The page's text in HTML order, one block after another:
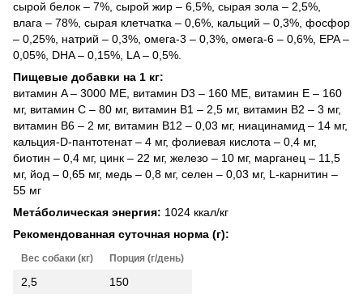
сырой белок – 7%, сырой жир – 6,5%, сырая зола – 2,5%,
влага – 78%, сырая клетчатка – 0,6%, кальций – 0,3%, фосфор
– 0,25%, натрий – 0,3%, омега-3 – 0,3%, омега-6 – 0,6%, EPA –
0,05%, DHA – 0,15%, LA – 0,5%.
Пищевые добавки на 1 кг:
витамин A – 3000 МЕ, витамин D3 – 160 МЕ, витамин E – 160
мг, витамин C – 80 мг, витамин B1 – 2,5 мг, витамин B2 – 3 мг,
витамин B6 – 2 мг, витамин B12 – 0,03 мг, ниацинамид – 14 мг,
кальция-D-пантотенат – 4 мг, фолиевая кислота – 0,4 мг,
биотин – 0,4 мг, цинк – 22 мг, железо – 10 мг, марганец – 11,5
мг, йод – 0,65 мг, медь – 0,8 мг, селен – 0,03 мг, L-карнитин –
55 мг
Мета́болическая энергия: 1024 ккал/кг
Рекомендованная суточная норма (г):
Вес собаки (кг) Порция (г/день)
2,5
150